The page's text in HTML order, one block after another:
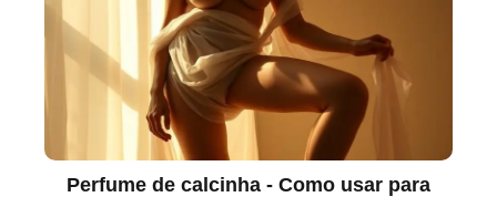
Perfume de calcinha - Como usar para